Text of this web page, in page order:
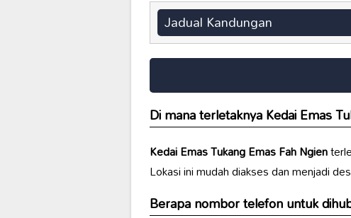
Jadual Kandungan
Di mana terletaknyaKedai Emas
Kedai Emas Tukang Emas Fah Ngien
Lokasi ini mudah diakses dan menjadi
Berapa nombor telefon untuk